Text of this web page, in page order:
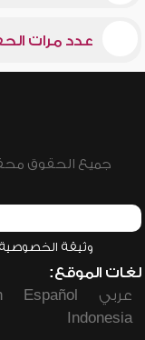
عدد مرات
جميع الحقوق محفوظة © 2026 - 1998
وثيقة الخصوصية
لغات الموقع:
عربي
Español
Indonesia